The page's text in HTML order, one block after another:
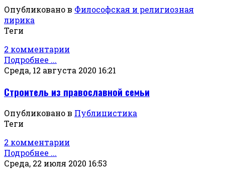
Опубликовано в Философская и религиозная
лирика
Теги
2 комментарии
Подробнее ...
Среда, 12 августа 2020 16:21
Строитель из православной семьи
Опубликовано в Публицистика
Теги
2 комментарии
Подробнее ...
Среда, 22 июля 2020 16:53